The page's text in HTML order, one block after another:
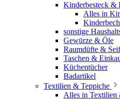
Kinderbesteck &
Alles in
sonstige
Gewürze & Öle
Raumdüfte &
Taschen &
Küchentücher
Badartikel
Textilien & Teppiche
Alles in Textilien